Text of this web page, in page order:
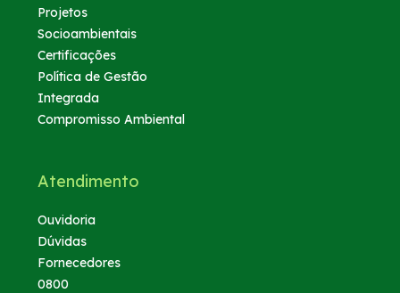
Projetos
Socioambientais
Certificações
Política de Gestão
Integrada
Compromisso Ambiental
Atendimento
Ouvidoria
Dúvidas
Fornecedores
0800